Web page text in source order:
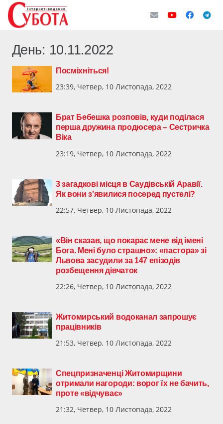
День: 10.11.2022
Посміхніться!
23:39, Четвер, 10 Листопада, 2022
Брат Бебешка розповів, куди поділася
перша дружина продюсера – Сестричка
Віка
23:19, Четвер, 10 Листопада, 2022
3 загадкові місця в Саудівській Аравії.
Як вони з’явилися посеред пустелі?
22:57, Четвер, 10 Листопада, 2022
«Він сказав, що покарає мене від імені
Бога. Мені було страшно»: «пастора» зі
Львова засудили за 147 епізодів
розбещення дівчаток
22:26, Четвер, 10 Листопада, 2022
Житомирський водоканал запрошує
працівників
21:53, Четвер, 10 Листопада, 2022
Спецпризначенці Житомирщини
отримали нагороди: ворог їх не бачить,
проте «відчуває»
21:32, Четвер, 10 Листопада, 2022